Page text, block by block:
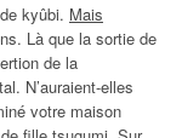
kyûbi. Mais
Là que la sortie de
de la
N’auraient-elles
votre maison